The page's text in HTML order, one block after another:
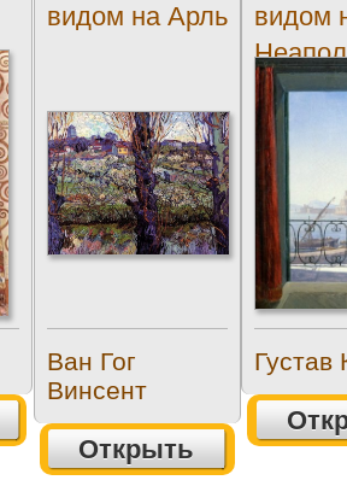
видом на Арль
Ван Гог
Винсент
Открыть
видом
залив
Густав